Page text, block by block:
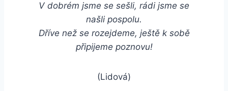
V dobrém jsme se sešli, rádi jsme se
našli pospolu.
Dříve než se rozejdeme, ještě k sobě
připijeme poznovu!
(Lidová)